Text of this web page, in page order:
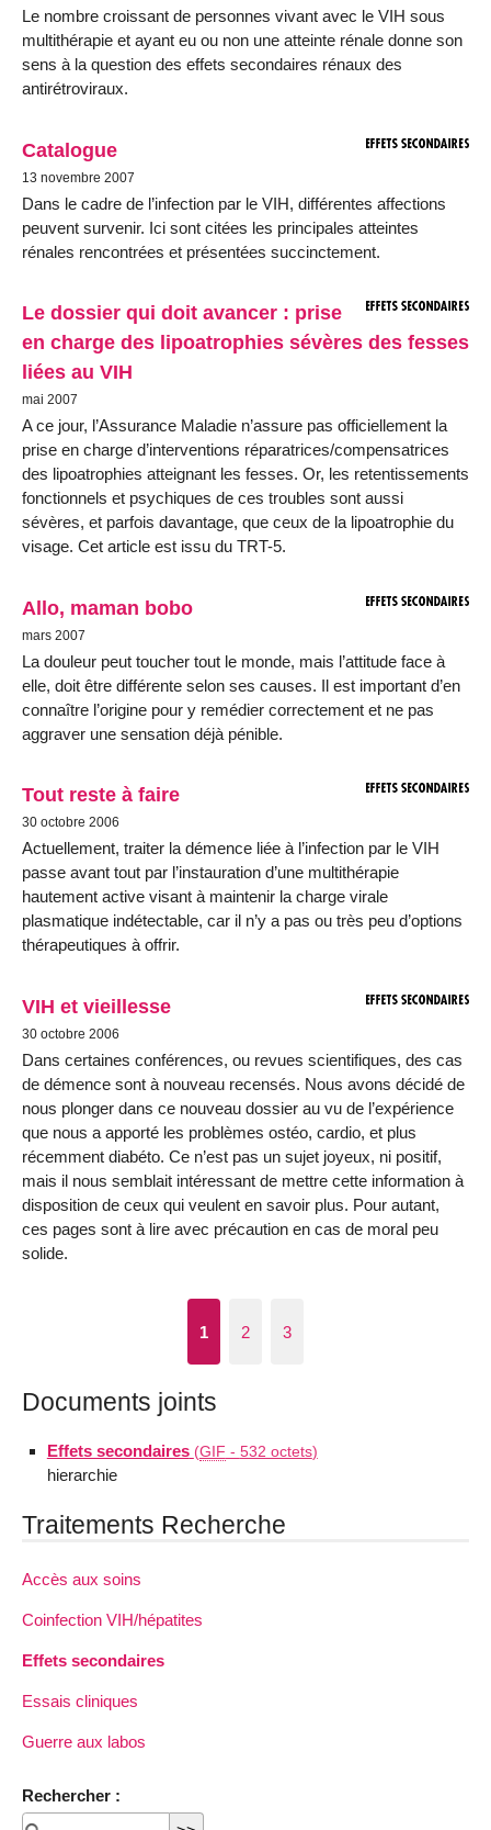
Le nombre croissant de personnes vivant avec le VIH sous
multithérapie et ayant eu ou non une atteinte rénale donne son
sens à la question des effets secondaires rénaux des
antirétroviraux.
Catalogue
13 novembre 2007
Dans le cadre de l’infection par le VIH, différentes affections
peuvent survenir. Ici sont citées les principales atteintes
rénales rencontrées et présentées succinctement.
Le dossier qui doit avancer : prise
en charge des lipoatrophies sévères des fesses
liées au VIH
mai 2007
A ce jour, l’Assurance Maladie n’assure pas officiellement la
prise en charge d’interventions réparatrices/compensatrices
des lipoatrophies atteignant les fesses. Or, les retentissements
fonctionnels et psychiques de ces troubles sont aussi
sévères, et parfois davantage, que ceux de la lipoatrophie du
visage. Cet article est issu du TRT-5.
Allo, maman bobo
mars 2007
La douleur peut toucher tout le monde, mais l’attitude face à
elle, doit être différente selon ses causes. Il est important d’en
connaître l’origine pour y remédier correctement et ne pas
aggraver une sensation déjà pénible.
Tout reste à faire
30 octobre 2006
Actuellement, traiter la démence liée à l’infection par le VIH
passe avant tout par l’instauration d’une multithérapie
hautement active visant à maintenir la charge virale
plasmatique indétectable, car il n’y a pas ou très peu d’options
thérapeutiques à offrir.
VIH et vieillesse
30 octobre 2006
Dans certaines conférences, ou revues scientifiques, des cas
de démence sont à nouveau recensés. Nous avons décidé de
nous plonger dans ce nouveau dossier au vu de l’expérience
que nous a apporté les problèmes ostéo, cardio, et plus
récemment diabéto. Ce n’est pas un sujet joyeux, ni positif,
mais il nous semblait intéressant de mettre cette information à
disposition de ceux qui veulent en savoir plus. Pour autant,
ces pages sont à lire avec précaution en cas de moral peu
solide.
1 2 3
Documents joints
Effets secondaires (GIF - 532 octets)
hierarchie
Traitements Recherche
Accès aux soins
Coinfection VIH/hépatites
Effets secondaires
Essais cliniques
Guerre aux labos
Rechercher :